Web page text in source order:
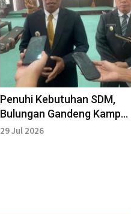
Penuhi Kebutuhan SDM,
Bulungan Gandeng Kampus
untuk Cetak Tenaga Ahli
29 Jul 2026